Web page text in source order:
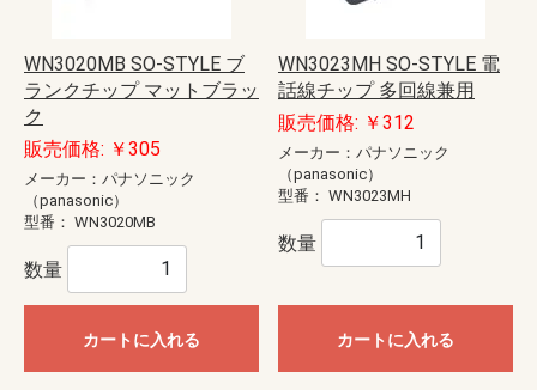
WN3020MB SO-STYLE ブ
ランクチップ マットブラッ
ク
販売価格: ￥305
メーカー：パナソニック
（panasonic）
型番： WN3020MB
数量
カートに入れる
WN3023MH SO-STYLE 電
話線チップ 多回線兼用
販売価格: ￥312
メーカー：パナソニック
（panasonic）
型番： WN3023MH
数量
カートに入れる